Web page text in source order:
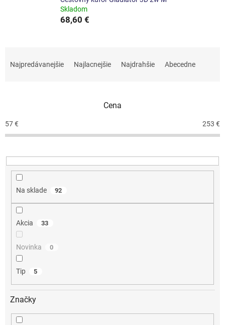
Skladom
68,60 €
e
p
r
d
Najpredávanejšie Najlacnejšie Najdrahšie Abecedne
Cena
57€ 253 €
Na sklade 92
Akcia 33
Novinka 0
Tip 5
Značky